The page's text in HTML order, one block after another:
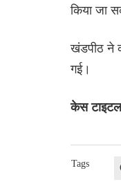
किया जा
खंडपीठ ने
गई।
केस
Tags